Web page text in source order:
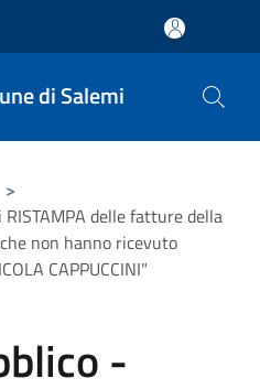
di Salemi
>
delle fatture della
non hanno ricevuto
CAPPUCCINI"
-